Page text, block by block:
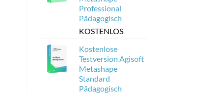
Professional
Pädagogisch
KOSTENLOS
Kostenlose
Testversion Agisoft
Metashape
Standard
Pädagogisch